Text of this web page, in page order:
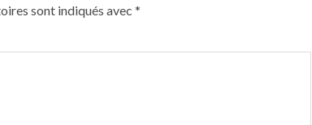
sont indiqués avec *